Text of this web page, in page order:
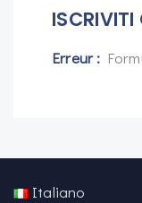
ISCRIVITI
Erreur :
Italiano